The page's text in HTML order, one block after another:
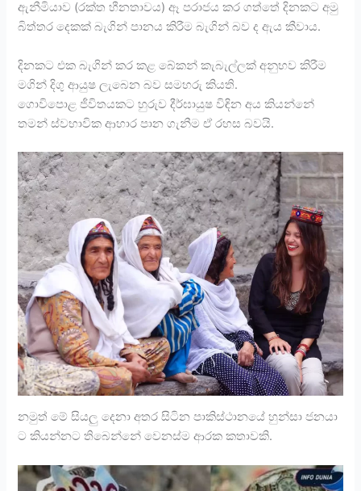
ඇනීමියාව (රක්ත හීනතාවය) ඈ පරාජය කර ගත්තේ දිනකට අමු
බිත්තර දෙකක් බැගින් පානය කිරීම බැගින් බව ද ඇය කීවාය.
දිනකට එක බැගින් කර කළ බේකන් කැබැල්ලක් අනුභව කිරීම
මගින් දිගු ආයුෂ ලැබෙන බව සමහරු කියති.
ගොවිපොළ ජීවිතයකට හුරුව දීර්ඝායුෂ විඳින අය කියන්නේ
තමන් ස්වභාවික ආහාර පාන ගැනීම ඒ රහස බවයි.
නමුත් මේ සියලු දෙනා අතර සිටින පාකිස්ථානයේ හුන්සා ජනයා
ට කියන්නට තිබෙන්නේ වෙනස්ම ආරක කතාවකි.